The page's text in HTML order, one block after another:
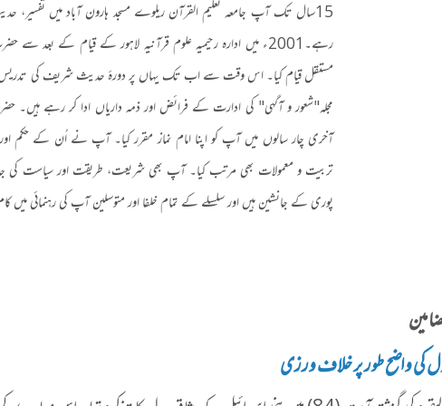
15سال تک آپ جامعہ تعلیم القرآن ریلوے مسجد ہارون آباد میں تفسیر،
رہے۔2001ء میں ادارہ رحیمیہ علوم قرآنیہ لاہور کے قیام کے بعد سے
مستقل قیام کیا۔ اس وقت سے اب تک یہاں پر دورۂ حدیث شریف کی تدریس اور
مجلہ"شعور و آگہی" کی ادارت کے فرائض اور ذمہ داریاں ادا کر رہے ہیں۔
آخری چار سالوں میں آپ کو اپنا امام نماز مقرر کیا۔ آپ نے اُن کے حکم اور
تربیت و معمولات بھی مرتب کیا۔ آپ بھی شریعت، طریقت اور سیاست کی
پوری کے جانشین ہیں اور سلسلے کے تمام خلفا اور متوسلین آپ کی رہنمائی میں
کی واضح طور پر خلاف ورزی